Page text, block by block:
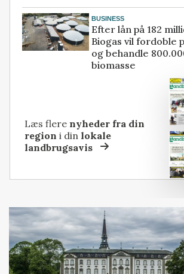
BUSINESS
Efter lån på 182
Biogas vil fordoble
og behandle
biomasse
Læs flere nyheder fra din
region i dinlokale
landbrugsavis